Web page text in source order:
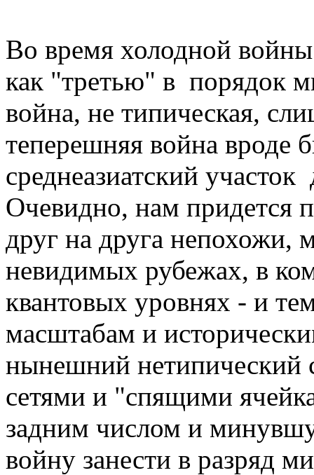
Во время холодной
как "третью" в порядок
война, не типическая,
теперешняя война вроде
среднеазиатский
Очевидно, нам придется
друг на друга непохожи,
невидимых рубежах, в
квантовых уровнях - и
масштабам и
нынешний нетипический
сетями и "спящими
задним числом и
войну занести в разряд